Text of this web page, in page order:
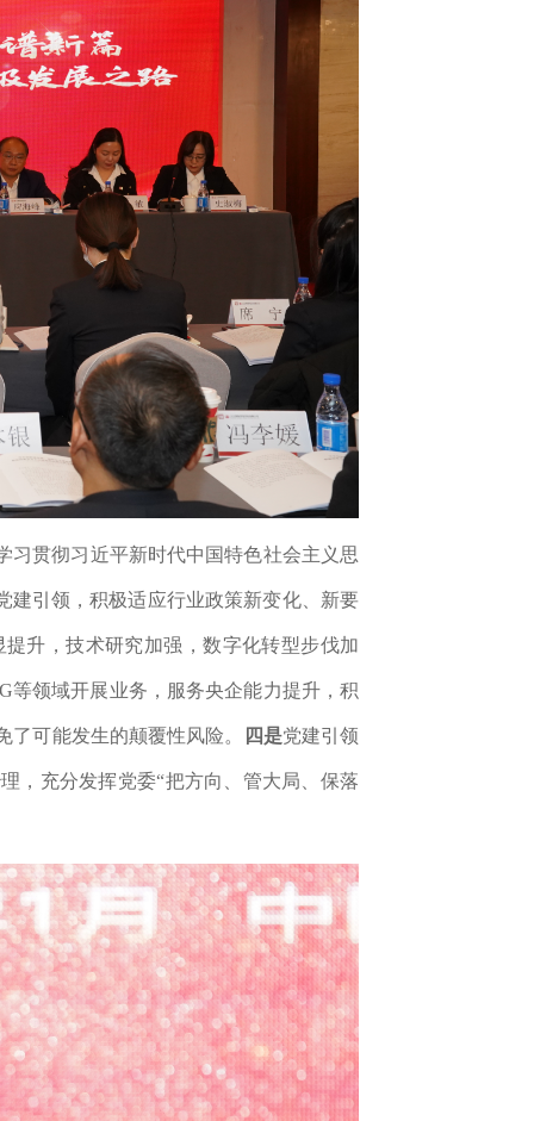
习贯彻习近平新时代中国特色社会主义思
建引领，积极适应行业政策新变化、新要
提升 ，技术研究加强，数字化转型步伐加
等领域开展业务，服务央企能力提升，积
了可能发生的颠覆性风险。 四是党建引领
，充分发挥党委“把方向、管大局、保落